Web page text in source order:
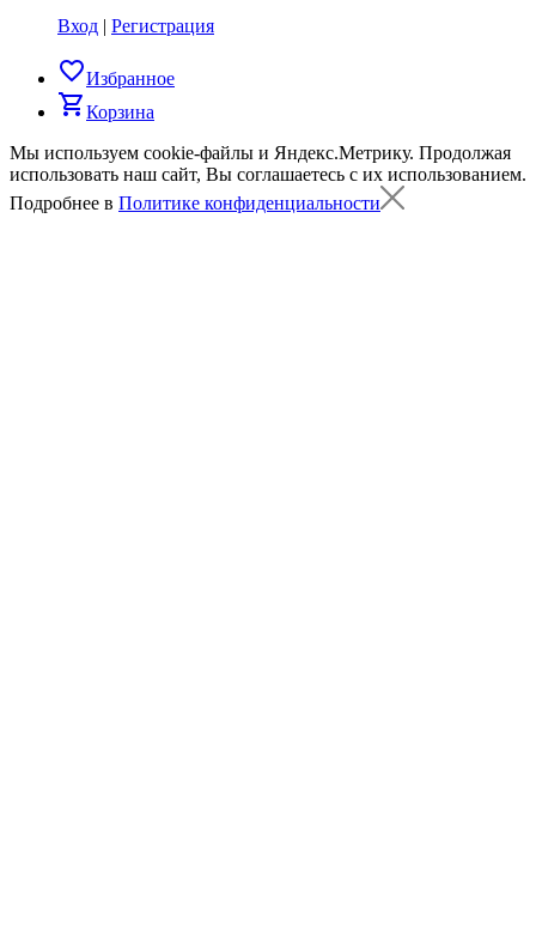
Вход | Регистрация
favorite_borderИзбранное
shopping_cartКорзина
Мы используем cookie-файлы и Яндекс.Метрику. Продолжая
использовать наш сайт, Вы соглашаетесь с их использованием.
Подробнее в Политике конфиденциальности